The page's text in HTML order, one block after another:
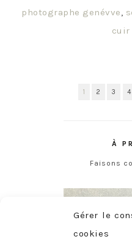
Gérer le
cookies
photographe genévve,
cuir
1 2 3 4
À
Faisons